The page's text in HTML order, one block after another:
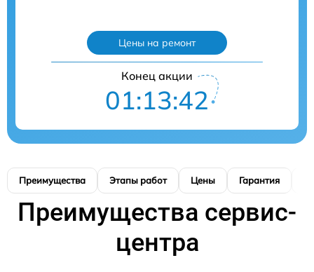
Цены на ремонт
Конец акции
01:13:41
Преимущества Этапы работ Цены Гарантия
Преимущества сервис-
центра